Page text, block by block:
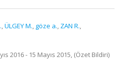
,ÜLGEY M., göze a., ZAN R.,
2016 - 15 Mayıs 2015, (Özet Bildiri)